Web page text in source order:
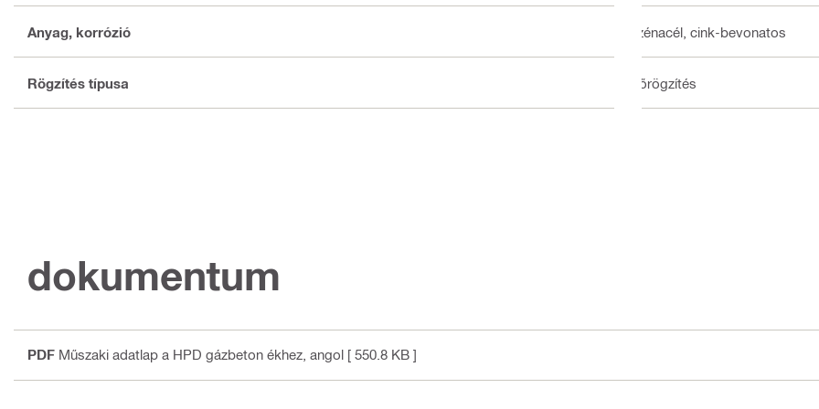
Anyag, korrózió Szénacél, cink-bevonatos
Rögzítés típusa Előrögzítés
dokumentum
PDF Műszaki adatlap a HPD gázbeton ékhez , angol [ 550.8 KB ]